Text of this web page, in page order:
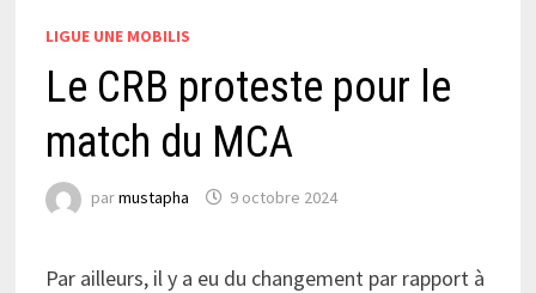
LIGUE UNE MOBILIS
Le CRB proteste pour le
match du MCA
parmustapha 9 octobre 2024
Par ailleurs, il y a eu du changement par rapport à